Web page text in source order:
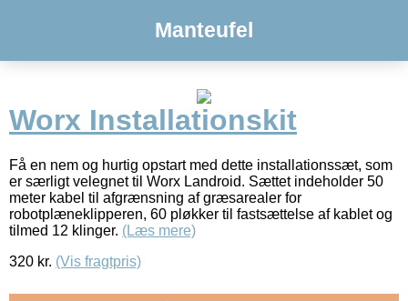
Manteufel
Worx Installationskit
Få en nem og hurtig opstart med dette installationssæt, som
er særligt velegnet til Worx Landroid. Sættet indeholder 50
meter kabel til afgrænsning af græsarealer for
robotplæneklipperen, 60 pløkker til fastsættelse af kablet og
tilmed 12 klinger. (Læs mere)
320 kr. (Vis fragtpris)